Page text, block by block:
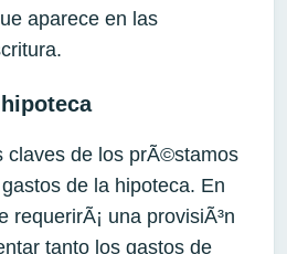
aparece en las
claves de los prÃ©stamos
de la hipoteca. En
requerirÃ¡ una provisiÃ³n
tanto los gastos de